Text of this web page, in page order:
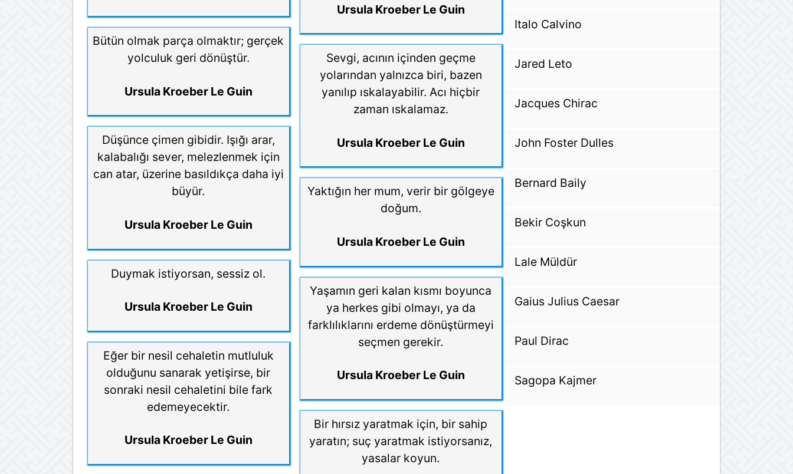
Bütün olmak parça olmaktır; gerçek
yolculuk geri dönüştür.
Ursula Kroeber Le Guin
Düşünce çimen gibidir. Işığı arar,
kalabalığı sever, melezlenmek için
can atar, üzerine basıldıkça daha iyi
büyür.
Ursula Kroeber Le Guin
Duymak istiyorsan, sessiz ol.
Ursula Kroeber Le Guin
Eğer bir nesil cehaletin mutluluk
olduğunu sanarak yetişirse, bir
sonraki nesil cehaletini bile fark
edemeyecektir.
Ursula Kroeber Le Guin
Ursula Kroeber Le Guin
Sevgi, acının içinden geçme
yolarından yalnızca biri, bazen
yanılıp ıskalayabilir. Acı hiçbir
zaman ıskalamaz.
Ursula Kroeber Le Guin
Yaktığın her mum, verir bir gölgeye
doğum.
Ursula Kroeber Le Guin
Yaşamın geri kalan kısmı boyunca
ya herkes gibi olmayı, ya da
farklılıklarını erdeme dönüştürmeyi
seçmen gerekir.
Ursula Kroeber Le Guin
Bir hırsız yaratmak için, bir sahip
yaratın; suç yaratmak istiyorsanız,
yasalar koyun.
Italo Calvino
Jared Leto
Jacques Chirac
John Foster Dulles
Bernard Baily
Bekir Coşkun
Lale Müldür
Gaius Julius Caesar
Paul Dirac
Sagopa Kajmer